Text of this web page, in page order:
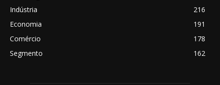
Indústria
216
Economia
191
Comércio
178
Segmento
162